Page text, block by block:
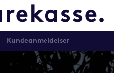
Kundeanmeldelser